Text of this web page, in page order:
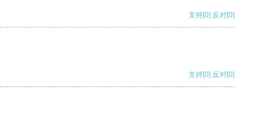
支持[0] 反对[0]
支持[0] 反对[0]